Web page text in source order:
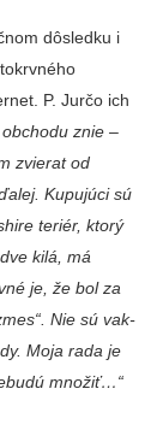
dôsled­ku i
P. Jur­čo ich
obchodu znie –
zvierat od
Kupujú­ci sú
teriér, ktorý
kilá, má
je, že bol za
Nie sú vak­
Moja rada je
množiť…“